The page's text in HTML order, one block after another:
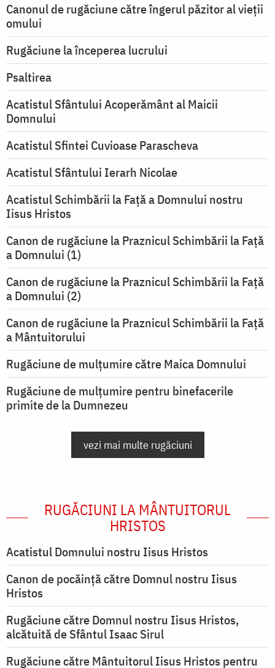
Canonul de rugăciune către îngerul păzitor al vieții
omului
Rugăciune la începerea lucrului
Psaltirea
Acatistul Sfântului Acoperământ al Maicii
Domnului
Acatistul Sfintei Cuvioase Parascheva
Acatistul Sfântului Ierarh Nicolae
Acatistul Schimbării la Faţă a Domnului nostru
Iisus Hristos
Canon de rugăciune la Praznicul Schimbării la Faţă
a Domnului (1)
Canon de rugăciune la Praznicul Schimbării la Faţă
a Domnului (2)
Canon de rugăciune la Praznicul Schimbării la Față
a Mântuitorului
Rugăciune de mulţumire către Maica Domnului
Rugăciune de mulțumire pentru binefacerile
primite de la Dumnezeu
vezi mai multe rugăciuni
RUGĂCIUNI LA MÂNTUITORUL
HRISTOS
Acatistul Domnului nostru Iisus Hristos
Canon de pocăință către Domnul nostru Iisus
Hristos
Rugăciune către Domnul nostru Iisus Hristos,
alcătuită de Sfântul Isaac Sirul
Rugăciune către Mântuitorul Iisus Hristos pentru